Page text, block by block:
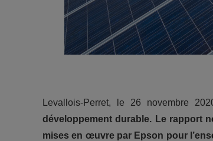
Levallois-Perret, le 26 novembre
développement durable. Le rapport
mises en œuvre par Epson pour